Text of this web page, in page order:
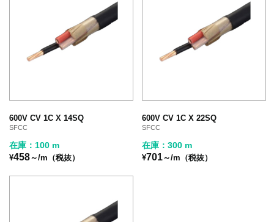
600V CV 1C X 14SQ
SFCC
在庫：100 m
¥458～/m（税抜）
600V CV 1C X 22SQ
SFCC
在庫：300 m
¥701～/m（税抜）